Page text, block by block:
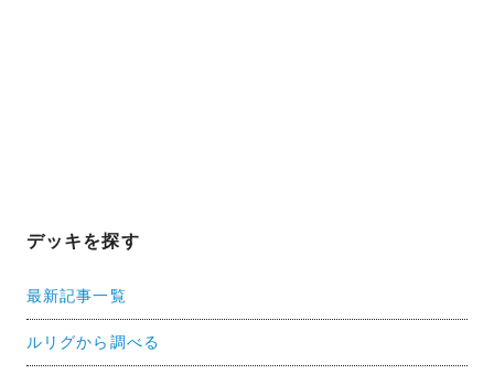
デッキを探す
最新記事一覧
ルリグから調べる